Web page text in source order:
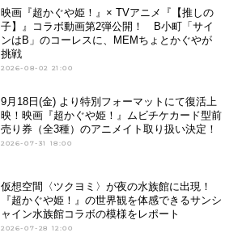
映画『超かぐや姫！』× TVアニメ『【推しの
子】』コラボ動画第2弾公開！ B小町「サイ
ンはB」のコーレスに、MEMちょとかぐやが
挑戦
2026-08-02 21:00
9月18日(金) より特別フォーマットにて復活上
映！映画『超かぐや姫！』ムビチケカード型前
売り券（全3種）のアニメイト取り扱い決定！
2026-07-31 18:00
仮想空間〈ツクヨミ〉が夜の水族館に出現！
『超かぐや姫！』の世界観を体感できるサンシ
ャイン水族館コラボの模様をレポート
2026-07-28 12:00